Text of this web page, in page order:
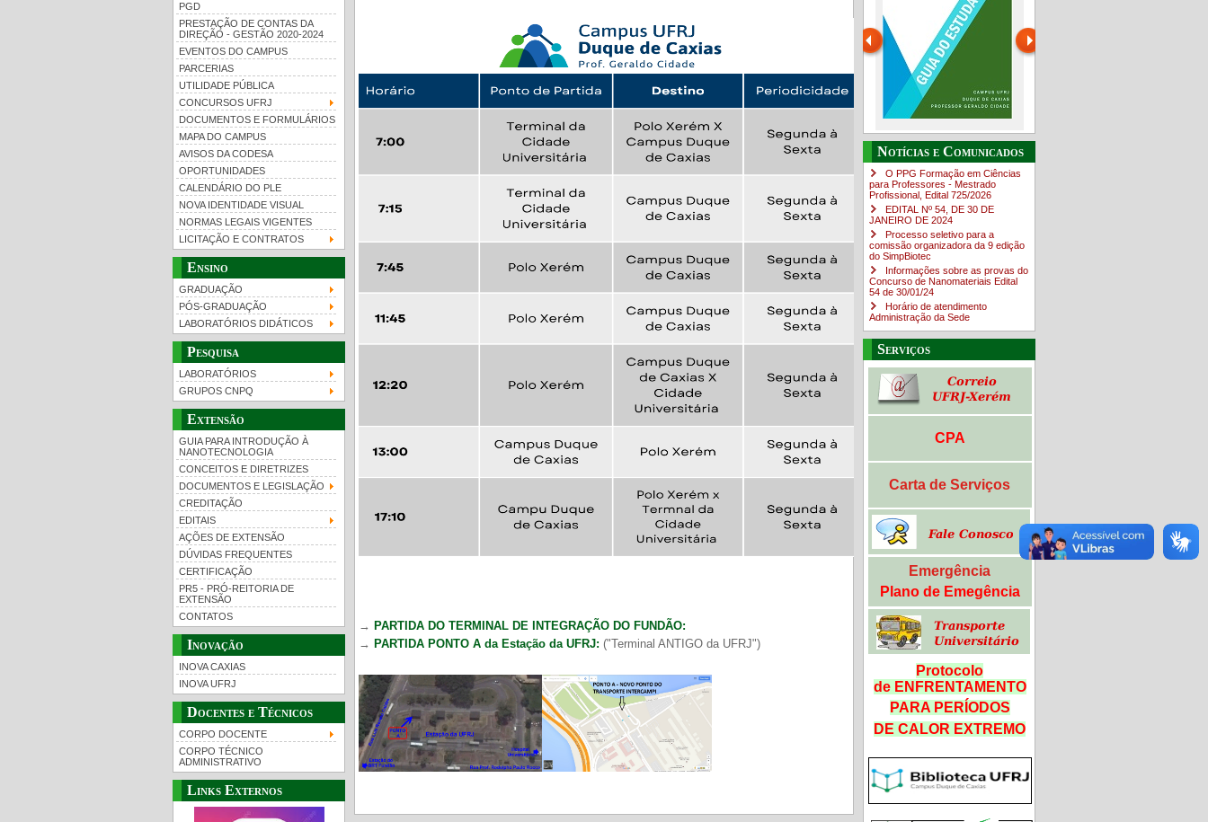
PGD
PRESTAÇÃO DE CONTAS DA
DIREÇÃO - GESTÃO 2020-2024
EVENTOS DO CAMPUS
PARCERIAS
UTILIDADE PÚBLICA
CONCURSOS UFRJ
DOCUMENTOS E FORMULÁRIOS
MAPA DO CAMPUS
AVISOS DA CODESA
OPORTUNIDADES
CALENDÁRIO DO PLE
NOVA IDENTIDADE VISUAL
NORMAS LEGAIS VIGENTES
LICITAÇÃO E CONTRATOS
Ensino
GRADUAÇÃO
PÓS-GRADUAÇÃO
LABORATÓRIOS DIDÁTICOS
Pesquisa
LABORATÓRIOS
GRUPOS CNPQ
Extensão
GUIA PARA INTRODUÇÃO À
NANOTECNOLOGIA
CONCEITOS E DIRETRIZES
DOCUMENTOS E LEGISLAÇÃO
CREDITAÇÃO
EDITAIS
AÇÕES DE EXTENSÃO
DÚVIDAS FREQUENTES
CERTIFICAÇÃO
PR5 - PRÓ-REITORIA DE
EXTENSÃO
CONTATOS
Inovação
INOVA CAXIAS
INOVA UFRJ
Docentes e Técnicos
CORPO DOCENTE
CORPO TÉCNICO
ADMINISTRATIVO
Links Externos
→ PARTIDA DO TERMINAL DE INTEGRAÇÃO DO FUNDÃO:
→ PARTIDAPONTO A da Estação da UFRJ: ("Terminal ANTIGO da UFRJ")
Guia do estudante
PR-7 Canal Youtube
https://www.youtube.com/channel/UC46BbEKCwNCdJvi4sNpOf3w
Guia de boas práticas
UFRJ 100 anos Notícias e Comunicados
O PPG Formação em Ciências
para Professores - Mestrado
Profissional, Edital ​725/202​6
EDITAL Nº 54, DE 30 DE
JANEIRO DE 2024
Processo seletivo para a
comissão organizadora da 9 edição
do SimpBiotec
Informações sobre as provas do
Concurso de Nanomateriais Edital
54 de 30/01/24
Horário de atendimento
Administração da Sede
Serviços
CPA
Carta de Serviços
Emergência
Plano de Emegência
Protocolo
de ENFRENTAMENTO
PARA PERÍODOS
DE CALOR EXTREMO